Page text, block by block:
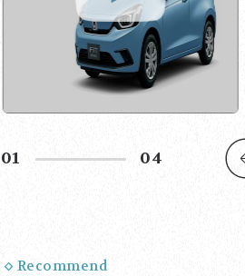
02 04
Recommend